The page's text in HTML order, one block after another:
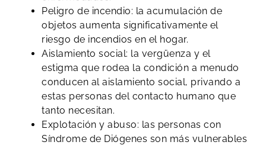
Peligro de incendio: la acumulación de
objetos aumenta significativamente el
riesgo de incendios en el hogar.
Aislamiento social: la vergüenza y el
estigma que rodea la condición a menudo
conducen al aislamiento social, privando a
estas personas del contacto humano que
tanto necesitan.
Explotación y abuso: las personas con
Síndrome de Diógenes son más vulnerables